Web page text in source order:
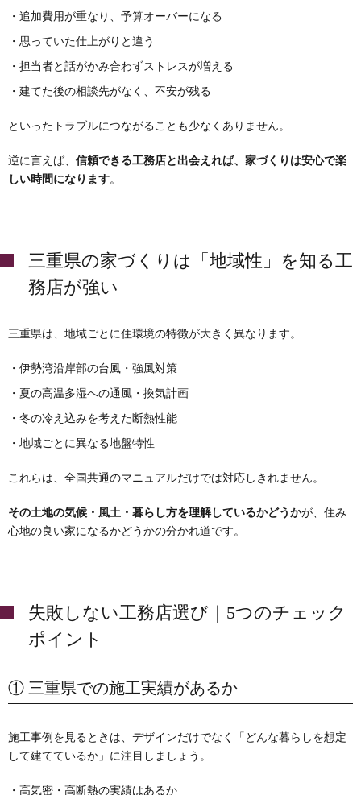
・追加費用が重なり、予算オーバーになる
・思っていた仕上がりと違う
・担当者と話がかみ合わずストレスが増える
・建てた後の相談先がなく、不安が残る
といったトラブルにつながることも少なくありません。
逆に言えば、 信頼できる工務店と出会えれば、家づくりは安心で楽
しい時間になります。
三重県の家づくりは「地域性」を知る工
務店が強い
三重県は、地域ごとに住環境の特徴が大きく異なります。
・伊勢湾沿岸部の台風・強風対策
・夏の高温多湿への通風・換気計画
・冬の冷え込みを考えた断熱性能
・地域ごとに異なる地盤特性
これらは、全国共通のマニュアルだけでは対応しきれません。
その土地の気候・風土・暮らし方を理解しているかどうかが、住み
心地の良い家になるかどうかの分かれ道です。
失敗しない工務店選び｜5つのチェック
ポイント
① 三重県での施工実績があるか
施工事例を見るときは、デザインだけでなく「どんな暮らしを想定
して建てているか」に注目しましょう。
・高気密・高断熱の実績はあるか